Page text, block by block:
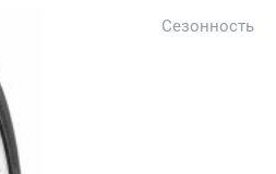
Сезонность